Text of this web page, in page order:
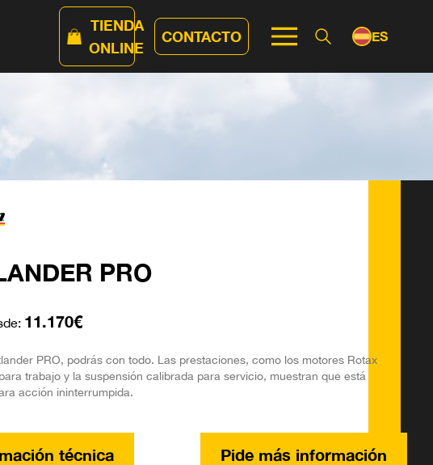
TIENDA
ONLINE
CONTACTO ES
EN
PRO
11.170€
PRO, podrás con todo. Las prestaciones, como los motores Rotax
trabajo y la suspensión calibrada para servicio, muestran que está
acción ininterrumpida.
técnica Pide más información